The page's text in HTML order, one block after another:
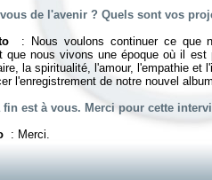
de l'avenir ? Quels sont vos
: Nous voulons continuer ce que
que nous vivons une époque où il
la spiritualité, l'amour, l'empathie
l'enregistrement de notre nouvel
est à vous. Merci pour cette
: Merci.